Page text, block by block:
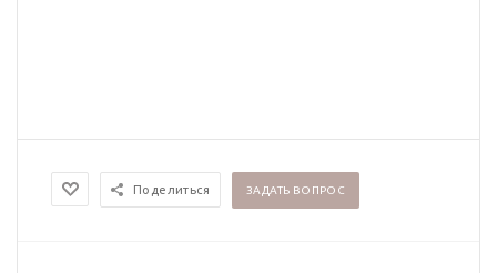
Поделиться ЗАДАТЬ ВОПРОС